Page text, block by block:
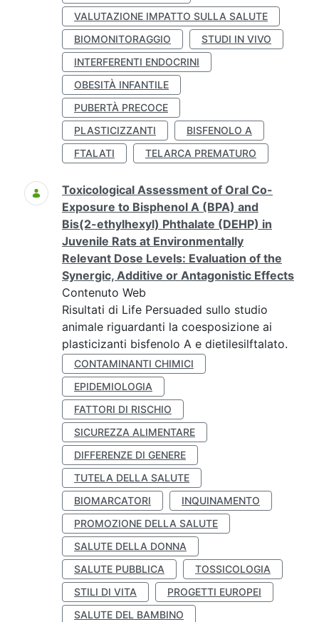
VALUTAZIONE IMPATTO SULLA SALUTE
BIOMONITORAGGIO
STUDI IN VIVO
INTERFERENTI ENDOCRINI
OBESITÀ INFANTILE
PUBERTÀ PRECOCE
PLASTICIZZANTI
BISFENOLO A
FTALATI
TELARCA PREMATURO
Toxicological Assessment of Oral Co-
Exposure to Bisphenol A (BPA) and
Bis(2-ethylhexyl) Phthalate (DEHP) in
Juvenile Rats at Environmentally
Relevant Dose Levels: Evaluation of the
Synergic, Additive or Antagonistic Effects
Contenuto Web
Risultati di Life Persuaded sullo studio
animale riguardanti la coesposizione ai
plasticizanti bisfenolo A e dietilesilftalato.
CONTAMINANTI CHIMICI
EPIDEMIOLOGIA
FATTORI DI RISCHIO
SICUREZZA ALIMENTARE
DIFFERENZE DI GENERE
TUTELA DELLA SALUTE
BIOMARCATORI
INQUINAMENTO
PROMOZIONE DELLA SALUTE
SALUTE DELLA DONNA
SALUTE PUBBLICA
TOSSICOLOGIA
STILI DI VITA
PROGETTI EUROPEI
SALUTE DEL BAMBINO